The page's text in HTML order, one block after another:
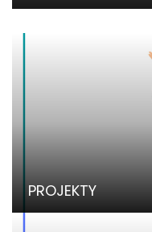
PROJEKTY